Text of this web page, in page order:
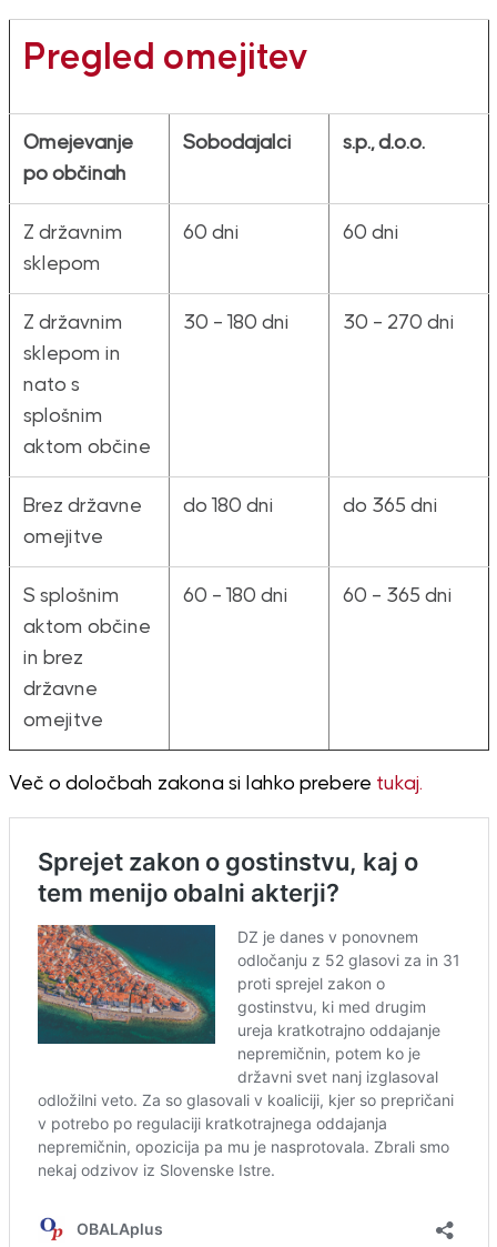
Pregled omejitev
Omejevanje
po občinah
Sobodajalci s.p., d.o.o.
Z državnim
sklepom
60 dni 60 dni
Z državnim
sklepom in
nato s
splošnim
aktom občine
30 – 180 dni 30 – 270 dni
Brez državne
omejitve
do 180 dni do 365 dni
S splošnim
aktom občine
in brez
državne
omejitve
60 – 180 dni 60 – 365 dni
Več o določbah zakona si lahko prebere tukaj.